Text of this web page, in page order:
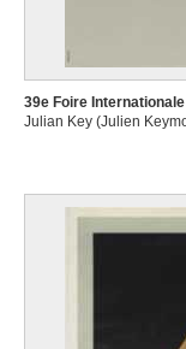
39e Foire
Julian Key (Julien